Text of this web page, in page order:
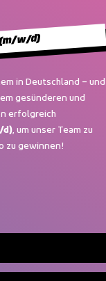
w/d)
in Deutschland – und
gesünderen und
erfolgreich
d), um unser Team zu
zu gewinnen!